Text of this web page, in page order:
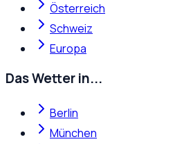
Österreich
Schweiz
Europa
Das Wetter in...
Berlin
München